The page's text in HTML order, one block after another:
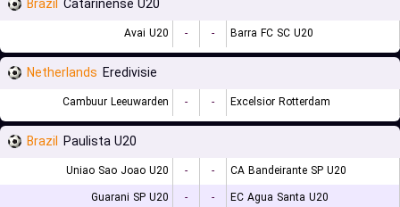
Brazil Catarinense U20
Avai U20 - - Barra FC SC U20
Netherlands Eredivisie
Cambuur Leeuwarden - - Excelsior Rotterdam
Brazil Paulista U20
Uniao Sao Joao U20 - -
CA Bandeirante SP U20
Guarani SP U20
- -
EC Agua Santa U20